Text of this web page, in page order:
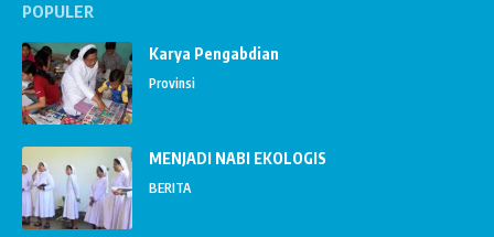
POPULER
Karya Pengabdian
Provinsi
MENJADI NABI EKOLOGIS
BERITA